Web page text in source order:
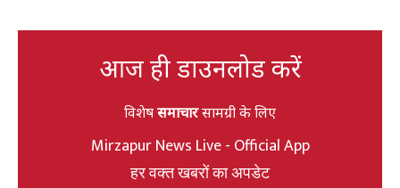
आज ही डाउनलोड करें
विशेषसमाचारसामग्री के लिए
Mirzapur News Live - Official App
हर वक्त खबरों का अपडेट